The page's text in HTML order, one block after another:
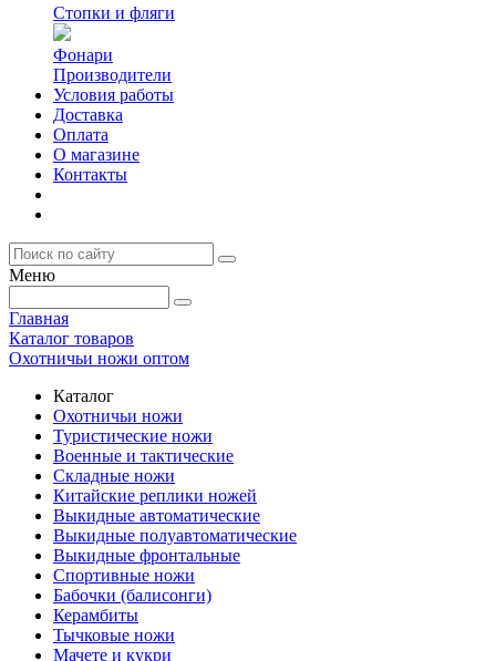
Стопки и фляги
Фонари
Производители
Условия работы
Доставка
Оплата
О магазине
Контакты
Меню
Главная
Каталог товаров
Охотничьи ножи оптом
Каталог
Охотничьи ножи
Туристические ножи
Военные и тактические
Складные ножи
Китайские реплики ножей
Выкидные автоматические
Выкидные полуавтоматические
Выкидные фронтальные
Спортивные ножи
Бабочки (балисонги)
Керамбиты
Тычковые ножи
Мачете и кукри